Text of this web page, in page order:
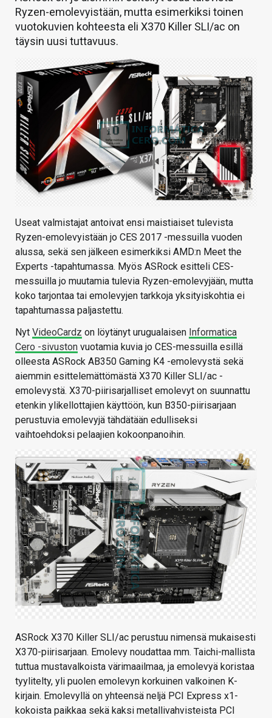
Ryzen-emolevyistään, mutta esimerkiksi toinen
vuotokuvien kohteesta eli X370 Killer SLI/ac on
täysin uusi tuttavuus.
Useat valmistajat antoivat ensi maistiaiset tulevista
Ryzen-emolevyistään jo CES 2017 -messuilla vuoden
alussa, sekä sen jälkeen esimerkiksi AMD:n Meet the
Experts -tapahtumassa. Myös ASRock esitteli CES-
messuilla jo muutamia tulevia Ryzen-emolevyjään, mutta
koko tarjontaa tai emolevyjen tarkkoja yksityiskohtia ei
tapahtumassa paljastettu.
Nyt VideoCardz on löytänyt urugualaisen Informatica
Cero -sivuston vuotamia kuvia jo CES-messuilla esillä
olleesta ASRock AB350 Gaming K4 -emolevystä sekä
aiemmin esittelemättömästä X370 Killer SLI/ac -
emolevystä. X370-piirisarjalliset emolevyt on suunnattu
etenkin ylikellottajien käyttöön, kun B350-piirisarjaan
perustuvia emolevyjä tähdätään edulliseksi
vaihtoehdoksi pelaajien kokoonpanoihin.
ASRock X370 Killer SLI/ac perustuu nimensä mukaisesti
X370-piirisarjaan. Emolevy noudattaa mm. Taichi-mallista
tuttua mustavalkoista värimaailmaa, ja emolevyä koristaa
tyylitelty, yli puolen emolevyn korkuinen valkoinen K-
kirjain. Emolevyllä on yhteensä neljä PCI Express x1-
kokoista paikkaa sekä kaksi metallivahvisteista PCI